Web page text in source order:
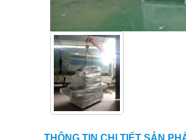
THÔNG TIN CHI TIẾT SẢN